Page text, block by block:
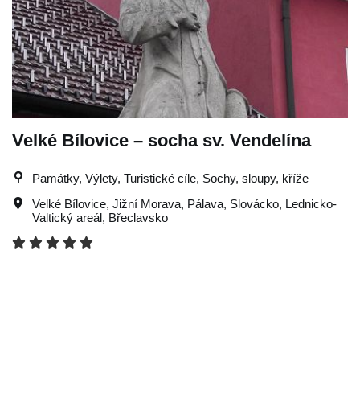
Velké Bílovice – socha sv. Vendelína
Památky, Výlety, Turistické cíle, Sochy, sloupy, kříže
Velké Bílovice, Jižní Morava, Pálava, Slovácko, Lednicko-
Valtický areál, Břeclavsko